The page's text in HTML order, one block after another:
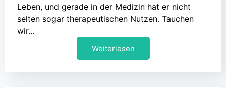
Leben, und gerade in der Medizin hat er nicht
selten sogar therapeutischen Nutzen. Tauchen
wir…
Weiterlesen